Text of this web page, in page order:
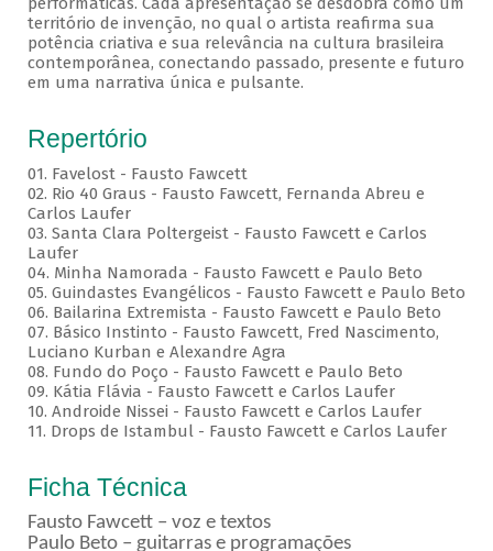
território de invenção, no qual o artista reafirma sua
potência criativa e sua relevância na cultura brasileira
contemporânea, conectando passado, presente e futuro
em uma narrativa única e pulsante.
Repertório
01. Favelost - Fausto Fawcett
02. Rio 40 Graus - Fausto Fawcett, Fernanda Abreu e
Carlos Laufer
03. Santa Clara Poltergeist - Fausto Fawcett e Carlos
Laufer
04. Minha Namorada - Fausto Fawcett e Paulo Beto
05. Guindastes Evangélicos - Fausto Fawcett e Paulo Beto
06. Bailarina Extremista - Fausto Fawcett e Paulo Beto
07. Básico Instinto - Fausto Fawcett, Fred Nascimento,
Luciano Kurban e Alexandre Agra
08. Fundo do Poço - Fausto Fawcett e Paulo Beto
09. Kátia Flávia - Fausto Fawcett e Carlos Laufer
10. Androide Nissei - Fausto Fawcett e Carlos Laufer
11. Drops de Istambul - Fausto Fawcett e Carlos Laufer
Ficha Técnica
Fausto Fawcett – voz e textos
Paulo Beto – guitarras e programações